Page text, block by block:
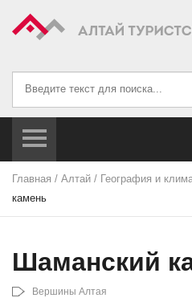
Искать...
Главная / Алтай / География и
камень
Шаманский
Вершины Алтая